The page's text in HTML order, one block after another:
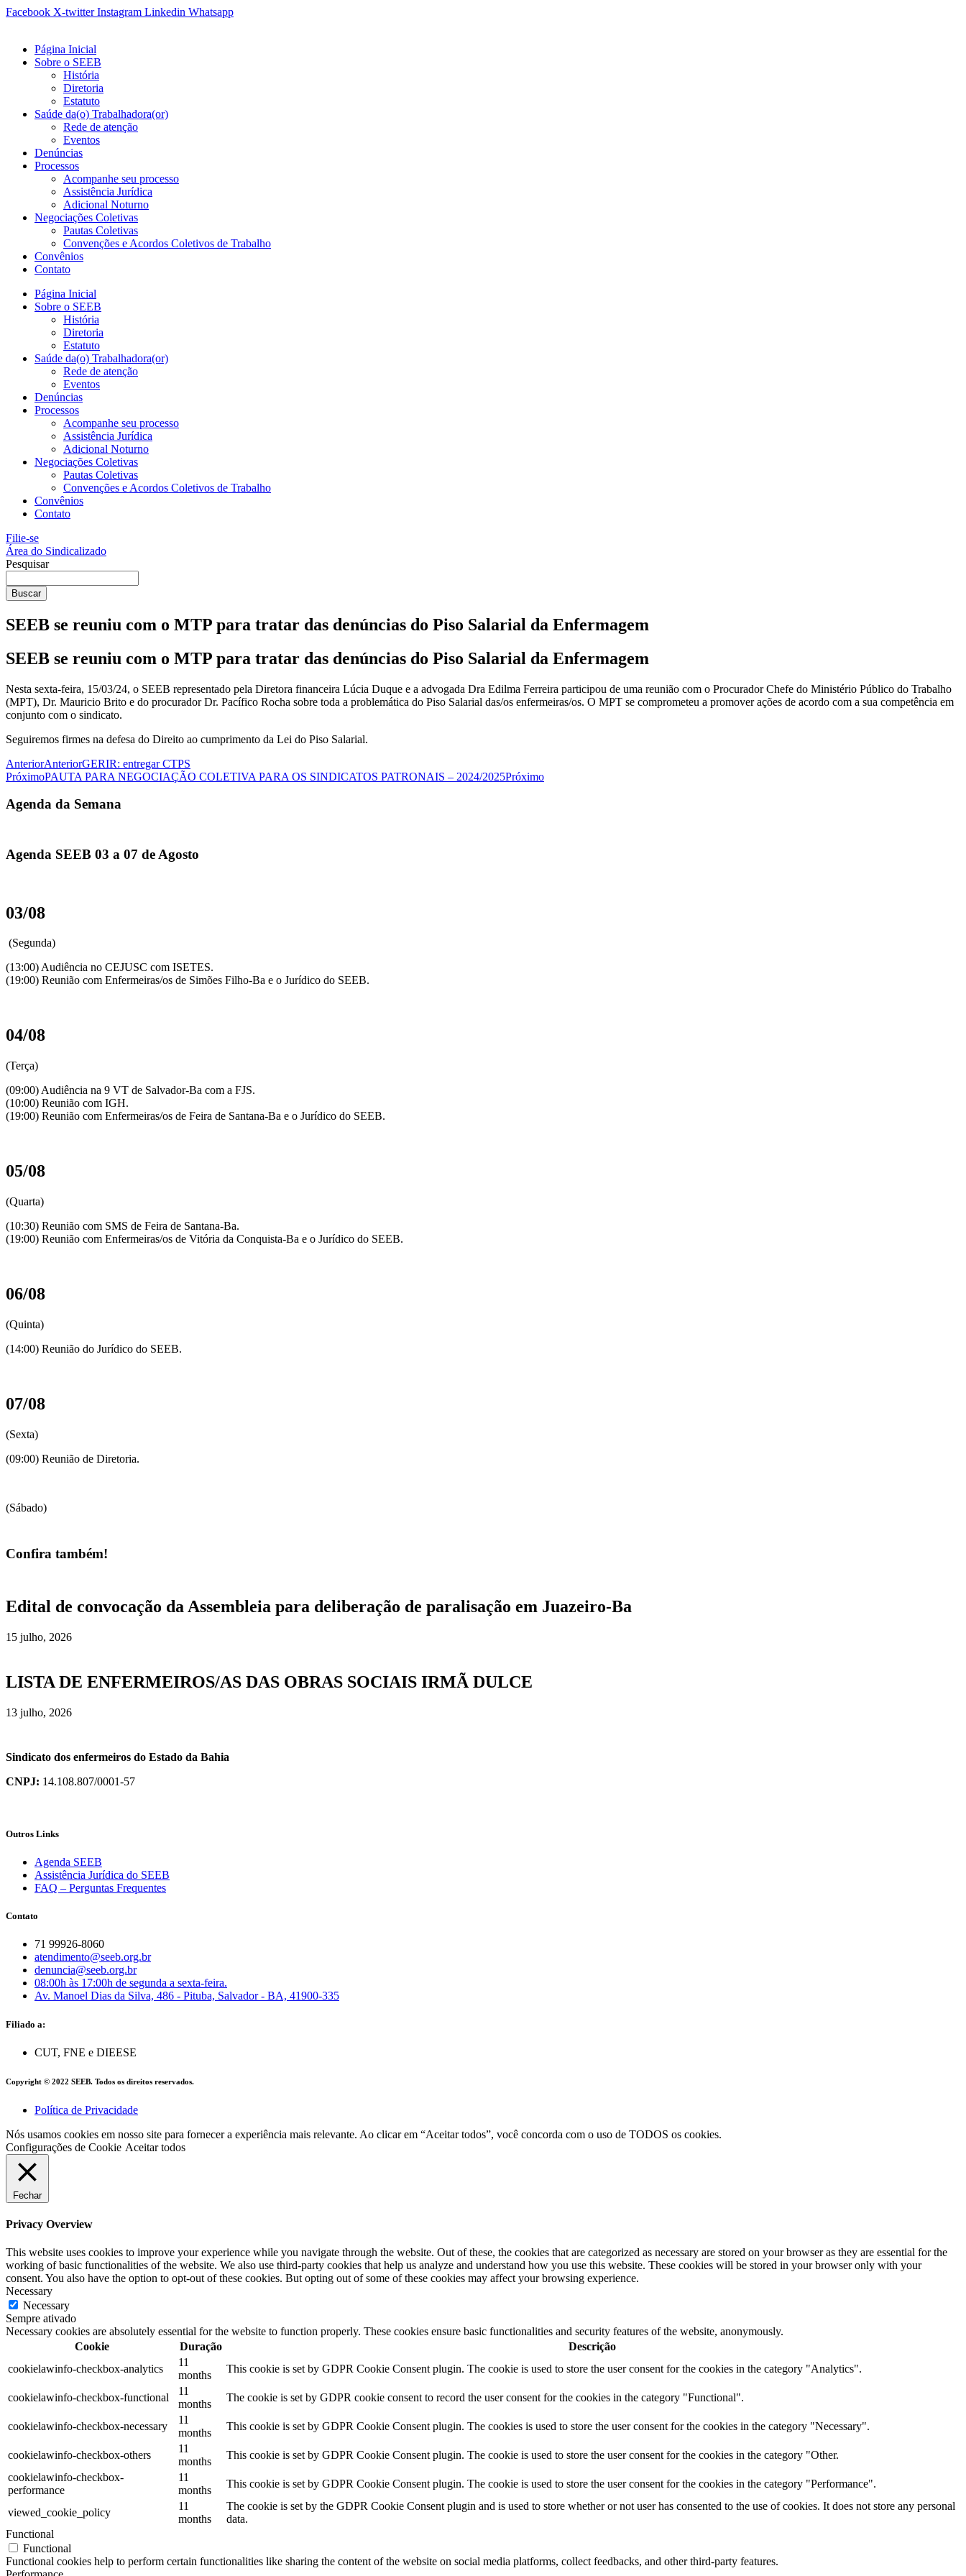
Ir
conteúdo
Facebook X-twitter Instagram Linkedin Whatsapp
Página Inicial
Sobre o SEEB
História
Diretoria
Estatuto
Saúde da(o) Trabalhadora(or)
Rede de atenção
Eventos
Denúncias
Processos
Acompanhe seu processo
Assistência Jurídica
Adicional Noturno
Negociações Coletivas
Pautas Coletivas
Convenções e Acordos Coletivos de Trabalho
Convênios
Contato
Página Inicial
Sobre o SEEB
História
Diretoria
Estatuto
Saúde da(o) Trabalhadora(or)
Rede de atenção
Eventos
Denúncias
Processos
Acompanhe seu processo
Assistência Jurídica
Adicional Noturno
Negociações Coletivas
Pautas Coletivas
Convenções e Acordos Coletivos de Trabalho
Convênios
Contato
Filie-se
Área do Sindicalizado
Pesquisar
Buscar
SEEB se reuniu com o MTP para tratar das denúncias do Piso Salarial da Enfermagem
SEEB se reuniu com o MTP para tratar das denúncias do Piso Salarial da Enfermagem
Nesta sexta-feira, 15/03/24, o SEEB representado pela Diretora financeira Lúcia Duque e a advogada Dra Edilma Ferreira participou de uma reunião com o Procurador Chefe do Ministério Público do Trabalho
(MPT), Dr. Mauricio Brito e do procurador Dr. Pacífico Rocha sobre toda a problemática do Piso Salarial das/os enfermeiras/os. O MPT se comprometeu a promover ações de acordo com a sua competência em
conjunto com o sindicato.
Seguiremos firmes na defesa do Direito ao cumprimento da Lei do Piso Salarial.
AnteriorAnteriorGERIR: entregar CTPS
PróximoPAUTA PARA NEGOCIAÇÃO COLETIVA PARA OS SINDICATOS PATRONAIS – 2024/2025Próximo
Agenda da Semana
Agenda SEEB 03 a 07 de Agosto
03/08
(Segunda)
(13:00) Audiência no CEJUSC com ISETES.
(19:00) Reunião com Enfermeiras/os de Simões Filho-Ba e o Jurídico do SEEB.
04/08
(Terça)
(09:00) Audiência na 9 VT de Salvador-Ba com a FJS.
(10:00) Reunião com IGH.
(19:00) Reunião com Enfermeiras/os de Feira de Santana-Ba e o Jurídico do SEEB.
05/08
(Quarta)
(10:30) Reunião com SMS de Feira de Santana-Ba.
(19:00) Reunião com Enfermeiras/os de Vitória da Conquista-Ba e o Jurídico do SEEB.
06/08
(Quinta)
(14:00) Reunião do Jurídico do SEEB.
07/08
(Sexta)
(09:00) Reunião de Diretoria.
(Sábado)
Confira também!
Edital de convocação da Assembleia para deliberação de paralisação em Juazeiro-Ba
15 julho, 2026
LISTA DE ENFERMEIROS/AS DAS OBRAS SOCIAIS IRMÃ DULCE
13 julho, 2026
Sindicato dos enfermeiros do Estado da Bahia
CNPJ: 14.108.807/0001-57
Outros Links
Agenda SEEB
Assistência Jurídica do SEEB
FAQ – Perguntas Frequentes
Contato
71 99926-8060
atendimento@seeb.org.br
denuncia@seeb.org.br
08:00h às 17:00h de segunda a sexta-feira.
Av. Manoel Dias da Silva, 486 - Pituba, Salvador - BA, 41900-335
Filiado a:
CUT, FNE e DIEESE
Copyright © 2022 SEEB. Todos os direitos reservados.
Política de Privacidade
Nós usamos cookies em nosso site para fornecer a experiência mais relevante. Ao clicar em “Aceitar todos”, você concorda com o uso de TODOS os cookies.
Configurações de Cookie Aceitar todos
Fechar
Privacy Overview
This website uses cookies to improve your experience while you navigate through the website. Out of these, the cookies that are categorized as necessary are stored on your browser as they are essential for the
working of basic functionalities of the website. We also use third-party cookies that help us analyze and understand how you use this website. These cookies will be stored in your browser only with your
consent. You also have the option to opt-out of these cookies. But opting out of some of these cookies may affect your browsing experience.
Necessary
Necessary
Sempre ativado
Necessary cookies are absolutely essential for the website to function properly. These cookies ensure basic functionalities and security features of the website, anonymously.
Cookie
Duração
Descrição
cookielawinfo-checkbox-analytics
11
months
This cookie is set by GDPR Cookie Consent plugin. The cookie is used to store the user consent for the cookies in the category "Analytics".
cookielawinfo-checkbox-functional
11
months
The cookie is set by GDPR cookie consent to record the user consent for the cookies in the category "Functional".
cookielawinfo-checkbox-necessary
11
months
This cookie is set by GDPR Cookie Consent plugin. The cookies is used to store the user consent for the cookies in the category "Necessary".
cookielawinfo-checkbox-others
11
months
This cookie is set by GDPR Cookie Consent plugin. The cookie is used to store the user consent for the cookies in the category "Other.
cookielawinfo-checkbox-
performance
11
months
This cookie is set by GDPR Cookie Consent plugin. The cookie is used to store the user consent for the cookies in the category "Performance".
viewed_cookie_policy
11
months
The cookie is set by the GDPR Cookie Consent plugin and is used to store whether or not user has consented to the use of cookies. It does not store any personal
data.
Functional
Functional
Functional cookies help to perform certain functionalities like sharing the content of the website on social media platforms, collect feedbacks, and other third-party features.